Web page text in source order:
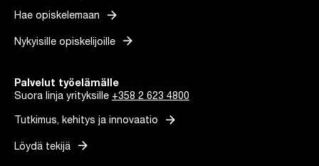
Hae opiskelemaan arrow_forward
Nykyisille opiskelijoille arrow_forward
Palvelut työelämälle
Suora linja yrityksille +358 2 623 4800
Tutkimus, kehitys ja innovaatio arrow_forward
Löydä tekijä
arrow_forward